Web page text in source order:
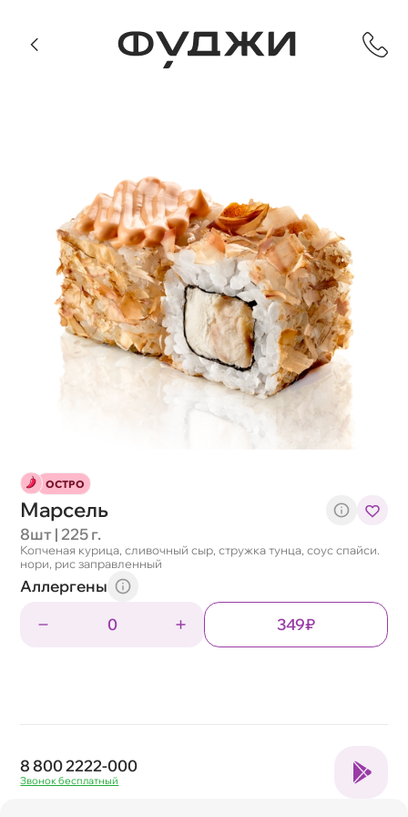
ОСТРО
Марсель
8шт | 225 г.
Копченая курица, сливочный сыр, стружка тунца, соус спайси.
нори, рис заправленный
Аллергены
0
349₽
8 800 2222-000
Звонок бесплатный